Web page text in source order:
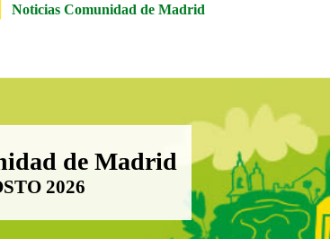
Noticias Comunidad de Madrid
Comunidad de Madrid
de Madrid
2026